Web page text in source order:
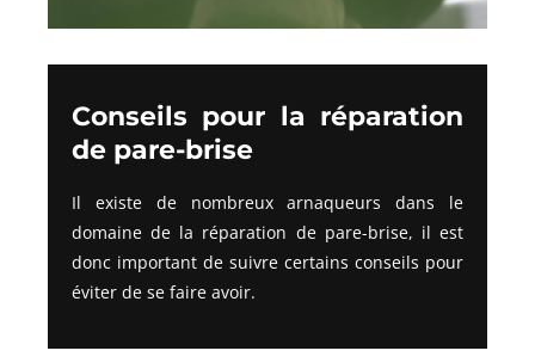
Conseils pour la réparation
de pare-brise
Il existe de nombreux arnaqueurs dans le
domaine de la réparation de pare-brise, il est
donc important de suivre certains conseils pour
éviter de se faire avoir.